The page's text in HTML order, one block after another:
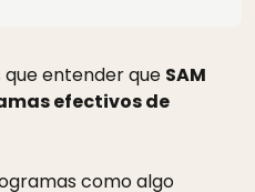
entender que SAM
efectivos de
como algo